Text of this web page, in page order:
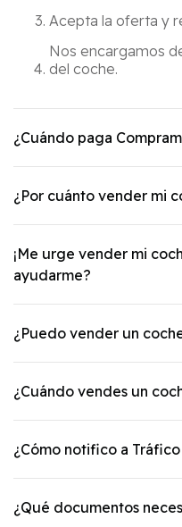
Acepta la oferta y
Nos encargamos
del coche.
¿Cuándo paga
¿Por cuánto vender mi
¡Me urge vender mi
ayudarme?
¿Puedo vender un
¿Cuándo vendes un
¿Cómo notifico a
¿Qué documentos